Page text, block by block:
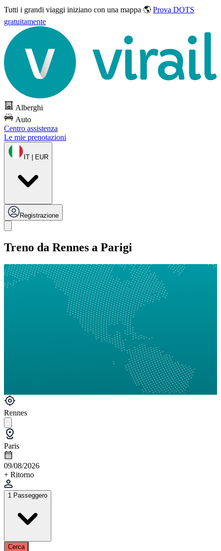
Tutti i grandi viaggi iniziano con una mappa 🌎 Prova DOTS
gratuitamente
Alberghi
Auto
Centro assistenza
Le mie prenotazioni
IT | EUR
Registrazione
Treno da Rennes a Parigi
Rennes
Paris
09/08/2026
+ Ritorno
1 Passeggero
Cerca